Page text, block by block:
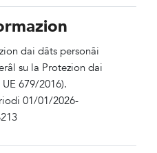
dai dâts personâi
su la Protezion dai
679/2016).
01/01/2026-